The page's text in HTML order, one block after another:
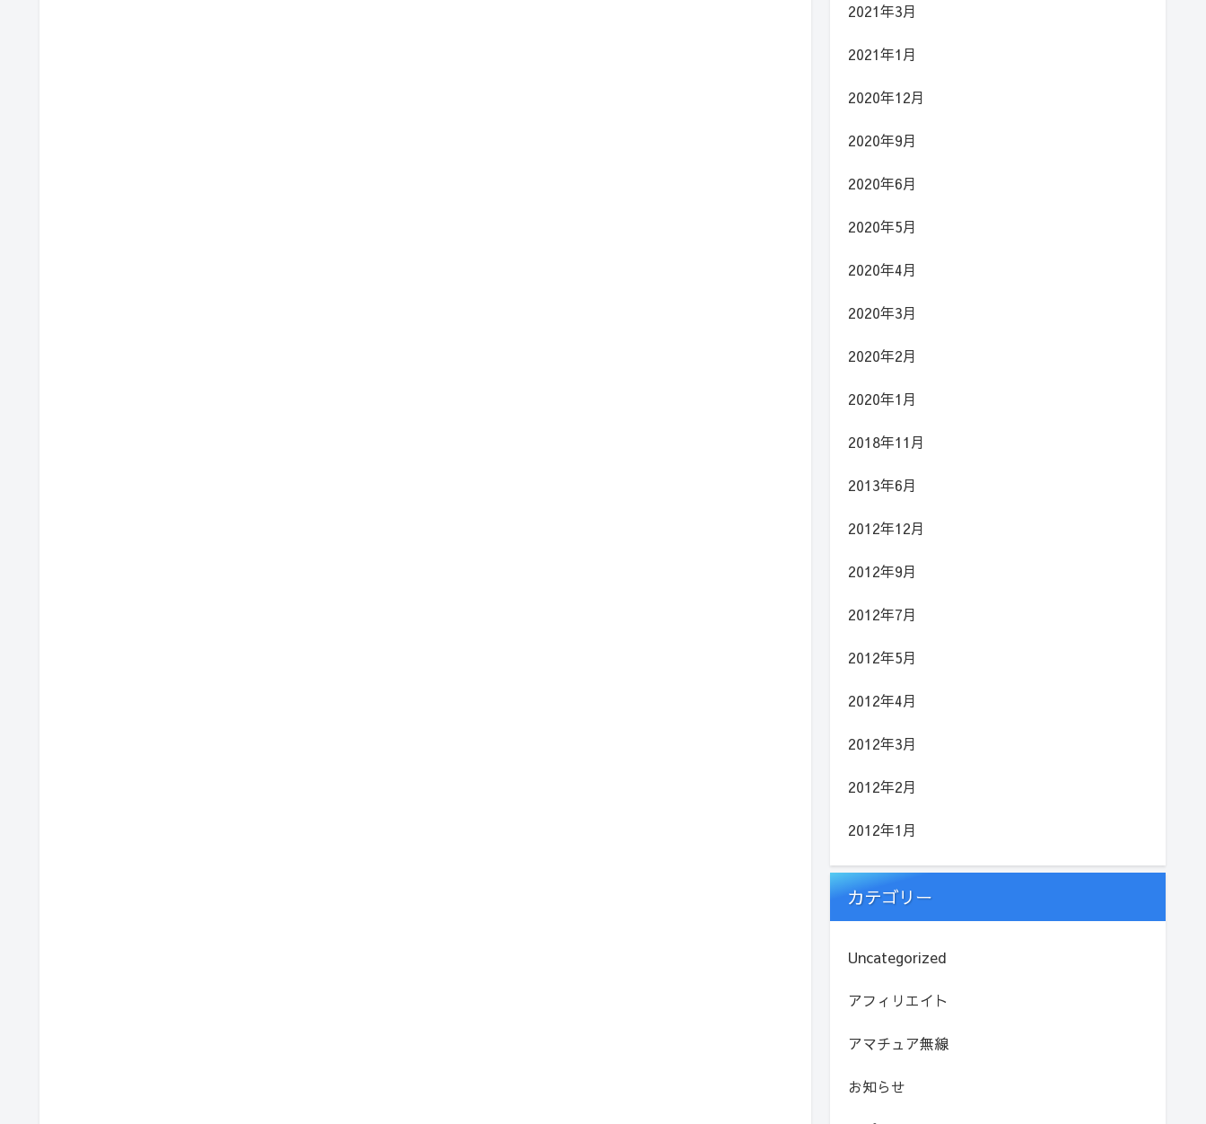
2021年3月
2021年1月
2020年12月
2020年9月
2020年6月
2020年5月
2020年4月
2020年3月
2020年2月
2020年1月
2018年11月
2013年6月
2012年12月
2012年9月
2012年7月
2012年5月
2012年4月
2012年3月
2012年2月
2012年1月
カテゴリー
Uncategorized
アフィリエイト
アマチュア無線
お知らせ